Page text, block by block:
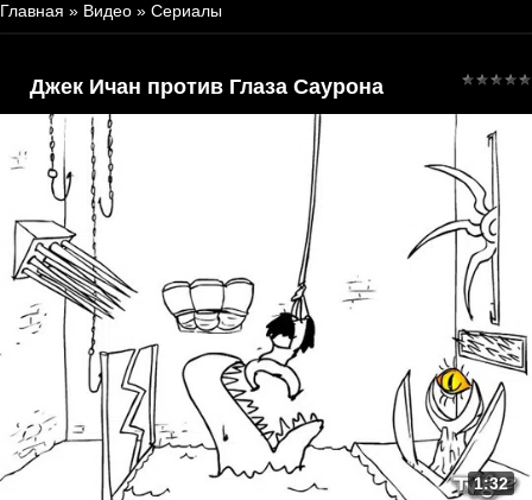
Главная » Видео » Сериалы
Джек Ичан против Глаза Саурона
1:32